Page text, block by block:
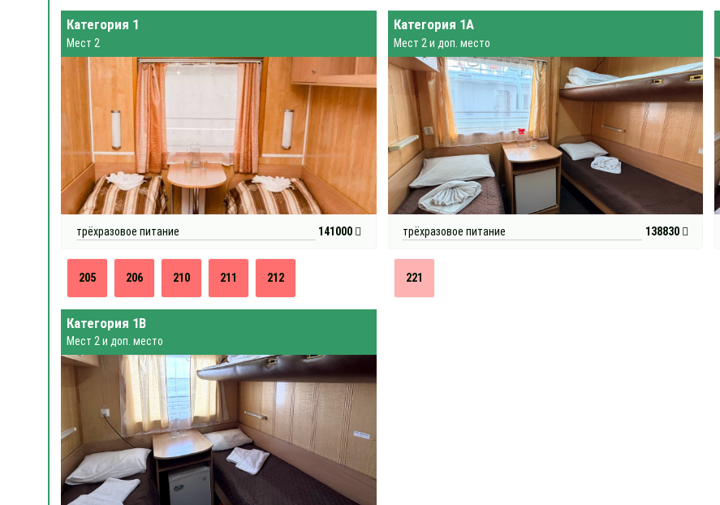
Категория 1
Мест 2
трёхразовое питание 141000
205 206 210 211 212
Категория 1А
Мест 2 и доп. место
трёхразовое питание 138830
221
Категория 1В
Мест 2 и доп. место